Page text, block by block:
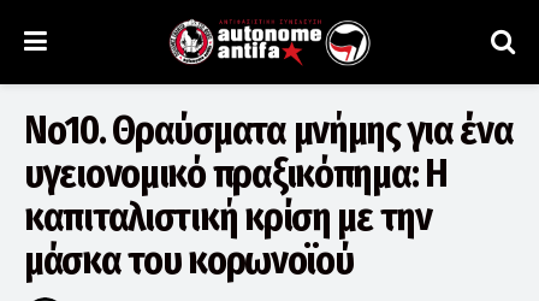
Νο10. Θραύσματα μνήμης για ένα
υγειονομικό πραξικόπημα: Η
καπιταλιστική κρίση με την
μάσκα του κορωνοϊού